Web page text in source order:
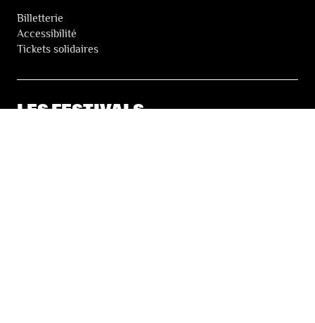
Billetterie
Accessibilité
Tickets solidaires
LES FESTIVALS